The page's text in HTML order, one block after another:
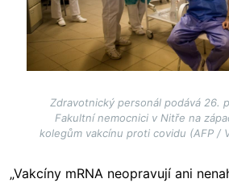
Zdravotnický personál podává 26.
Fakultní nemocnici v Nitře na
kolegům vakcínu proti covidu (AFP /
„Vakcíny mRNA neopravují ani